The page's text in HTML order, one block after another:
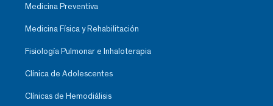
Medicina Preventiva
Medicina Física y Rehabilitación
Fisiología Pulmonar e Inhaloterapia
Clínica de Adolescentes
Clínicas de Hemodiálisis